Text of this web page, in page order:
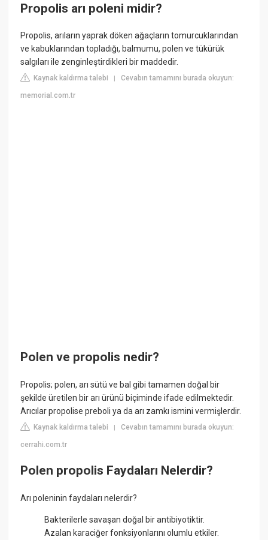
Propolis arı poleni midir?
Propolis, arıların yaprak döken ağaçların tomurcuklarından
ve kabuklarından topladığı, balmumu, polen ve tükürük
salgıları ile zenginleştirdikleri bir maddedir.
Kaynak kaldırma talebi |Cevabın tamamını burada okuyun:
memorial.com.tr
Polen ve propolis nedir?
Propolis; polen, arı sütü ve bal gibi tamamen doğal bir
şekilde üretilen bir arı ürünü biçiminde ifade edilmektedir.
Arıcılar propolise preboli ya da arı zamkı ismini vermişlerdir.
Kaynak kaldırma talebi |Cevabın tamamını burada okuyun:
cerrahi.com.tr
Polen propolis Faydaları Nelerdir?
Arı poleninin faydaları nelerdir?
Bakterilerle savaşan doğal bir antibiyotiktir.
Azalan karaciğer fonksiyonlarını olumlu etkiler.